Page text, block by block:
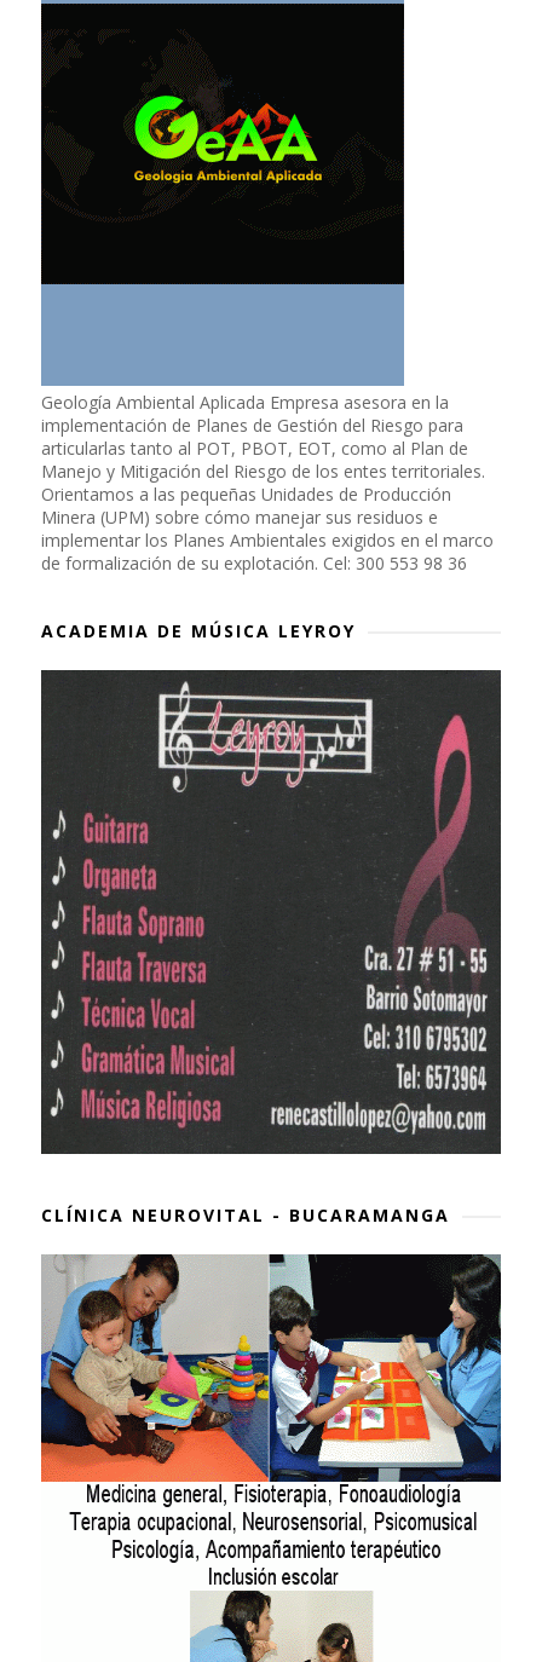
Geología Ambiental Aplicada Empresa asesora en la
implementación de Planes de Gestión del Riesgo para
articularlas tanto al POT, PBOT, EOT, como al Plan de
Manejo y Mitigación del Riesgo de los entes territoriales.
Orientamos a las pequeñas Unidades de Producción
Minera (UPM) sobre cómo manejar sus residuos e
implementar los Planes Ambientales exigidos en el marco
de formalización de su explotación. Cel: 300 553 98 36
ACADEMIA DE MÚSICA LEYROY
CLÍNICA NEUROVITAL - BUCARAMANGA